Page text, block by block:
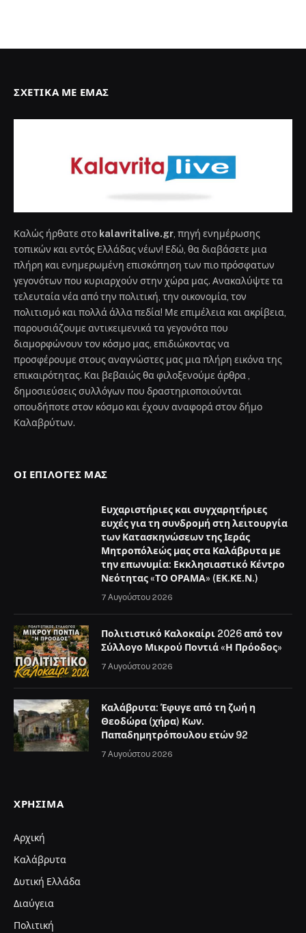
ΣΧΕΤΙΚΆ ΜΕ ΕΜΆΣ
Καλώς ήρθατε στο kalavritalive.gr , πηγή ενημέρωσης
τοπικών και εντός Ελλάδας νέων! Εδώ, θα διαβάσετε μια
πλήρη και ενημερωμένη επισκόπηση των πιο πρόσφατων
γεγονότων που κυριαρχούν στην χώρα μας. Ανακαλύψτε τα
τελευταία νέα από την πολιτική, την οικονομία, τον
πολιτισμό και πολλά άλλα πεδία! Με επιμέλεια και ακρίβεια,
παρουσιάζουμε αντικειμενικά τα γεγονότα που
διαμορφώνουν τον κόσμο μας, επιδιώκοντας να
προσφέρουμε στους αναγνώστες μας μια πλήρη εικόνα της
επικαιρότητας. Και βεβαιώς θα φιλοξενούμε άρθρα ,
δημοσιεύσεις συλλόγων που δραστηριοποιούνται
οπουδήποτε στον κόσμο και έχουν αναφορά στον δήμο
Καλαβρύτων.
ΟΙ ΕΠΙΛΟΓΈΣ ΜΑΣ
Ευχαριστήριες και συγχαρητήριες
ευχές για τη συνδρομή στη λειτουργία
των Κατασκηνώσεων της Ιεράς
Μητροπόλεώς μας στα Καλάβρυτα με
την επωνυμία: Εκκλησιαστικό Κέντρο
Νεότητας «ΤΟ ΟΡΑΜΑ» (ΕΚ.ΚΕ.Ν.)
7 Αυγούστου 2026
Πολιτιστικό Καλοκαίρι 2026 από τον
Σύλλογο Μικρού Ποντιά «Η Πρόοδος»
7 Αυγούστου 2026
Καλάβρυτα: Έφυγε από τη ζωή η
Θεοδώρα (χήρα) Κων.
Παπαδημητρόπουλου ετών 92
7 Αυγούστου 2026
ΧΡΉΣΙΜΑ
Αρχική
Καλάβρυτα
Δυτική Ελλάδα
Διαύγεια
Πολιτική